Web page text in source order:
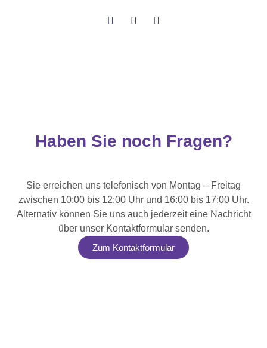
Haben Sie noch Fragen?
Sie erreichen uns telefonisch von Montag – Freitag
zwischen 10:00 bis 12:00 Uhr und 16:00 bis 17:00 Uhr.
Alternativ können Sie uns auch jederzeit eine Nachricht
über unser Kontaktformular senden.
Zum Kontaktformular